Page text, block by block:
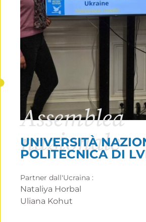
UNIVERSITÀ
POLITECNICA DI
Assemblea
nazionale
Partner dall'Ucraina :
Nataliya Horbal
Uliana Kohut